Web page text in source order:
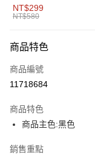
運送方式
每筆NT$150，滿
共同
NT$299
NT$580
商品特色
商品編號
11718684
商品特色
商品主色:黑色
銷售重點